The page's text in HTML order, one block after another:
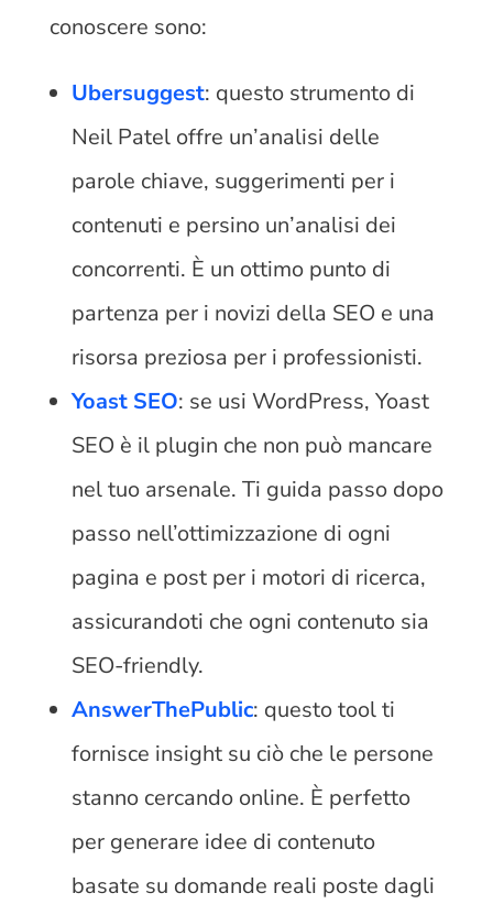
conoscere sono:
Ubersuggest: questo strumento di
Neil Patel offre un’analisi delle
parole chiave, suggerimenti per i
contenuti e persino un’analisi dei
concorrenti. È un ottimo punto di
partenza per i novizi della SEO e una
risorsa preziosa per i professionisti.
Yoast SEO: se usi WordPress, Yoast
SEO è il plugin che non può mancare
nel tuo arsenale. Ti guida passo dopo
passo nell’ottimizzazione di ogni
pagina e post per i motori di ricerca,
assicurandoti che ogni contenuto sia
SEO-friendly.
AnswerThePublic: questo tool ti
fornisce insight su ciò che le persone
stanno cercando online. È perfetto
per generare idee di contenuto
basate su domande reali poste dagli